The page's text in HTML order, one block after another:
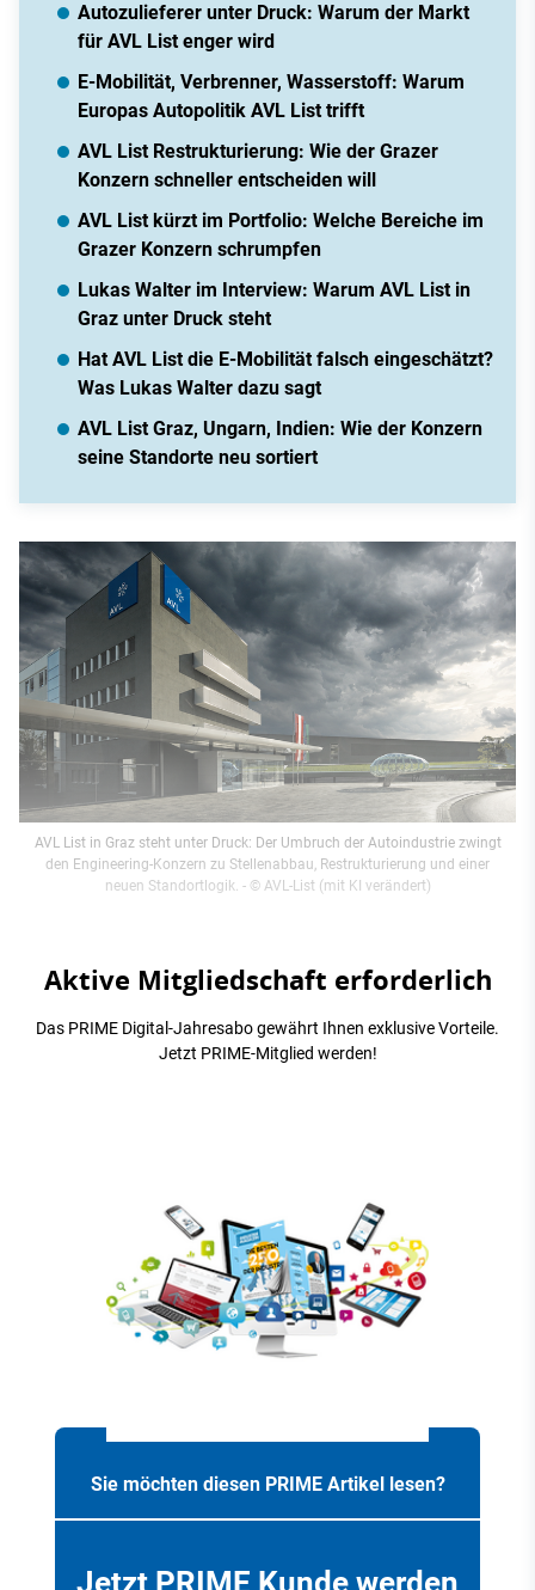
Autozulieferer unter Druck: Warum der Markt
für AVL List enger wird
E-Mobilität, Verbrenner, Wasserstoff: Warum
Europas Autopolitik AVL List trifft
AVL List Restrukturierung: Wie der Grazer
Konzern schneller entscheiden will
AVL List kürzt im Portfolio: Welche Bereiche im
Grazer Konzern schrumpfen
Lukas Walter im Interview: Warum AVL List in
Graz unter Druck steht
Hat AVL List die E-Mobilität falsch eingeschätzt?
Was Lukas Walter dazu sagt
AVL List Graz, Ungarn, Indien: Wie der Konzern
seine Standorte neu sortiert
AVL List in Graz steht unter Druck: Der Umbruch der Autoindustrie zwingt
den Engineering-Konzern zu Stellenabbau, Restrukturierung und einer
neuen Standortlogik. - © AVL-List (mit KI verändert)
Aktive Mitgliedschaft erforderlich
Das PRIME Digital-Jahresabo gewährt Ihnen exklusive Vorteile.
Jetzt PRIME-Mitglied werden!
Sie möchten diesen PRIME Artikel lesen?